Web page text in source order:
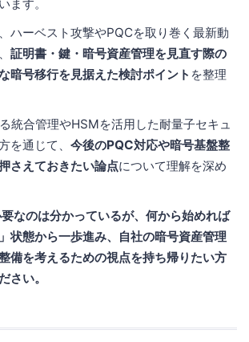
ます。
ハーベスト攻撃やPQCを取り巻く最新動
証明書・鍵・暗号資産管理を見直す際の
暗号移行を見据えた検討ポイント を整理
統合管理やHSMを活用した耐量子セキュ
を通じて、 今後のPQC対応や暗号基盤整
さえておきたい論点について理解を深め
要なのは分かっているが、何から始めれば
状態から一歩進み、自社の暗号資産管理
備を考えるための視点を持ち帰りたい方
さい。